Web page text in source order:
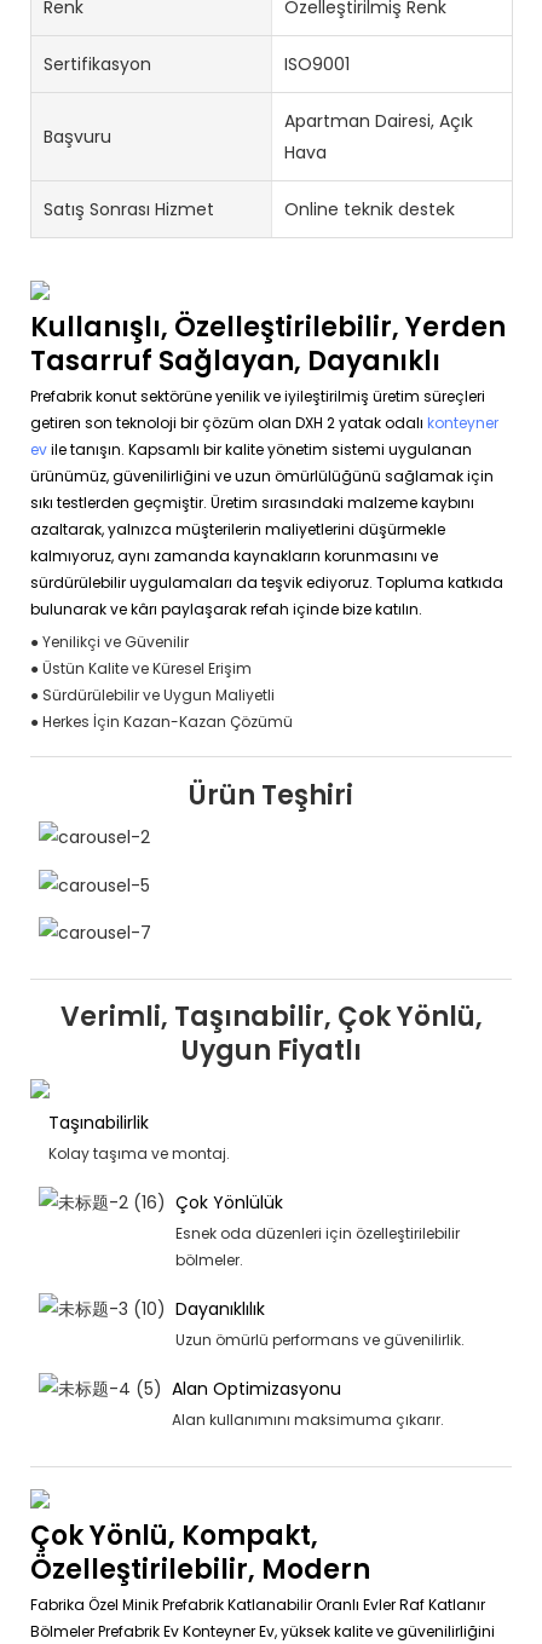
Renk Özelleştirilmiş Renk
Sertifikasyon ISO9001
Başvuru
Apartman Dairesi, Açık
Hava
Satış Sonrası Hizmet Online teknik destek
Kullanışlı, Özelleştirilebilir, Yerden
Tasarruf Sağlayan, Dayanıklı
Prefabrik konut sektörüne yenilik ve iyileştirilmiş üretim süreçleri
getiren son teknoloji bir çözüm olan DXH 2 yatak odalı konteyner
evile tanışın. Kapsamlı bir kalite yönetim sistemi uygulanan
ürünümüz, güvenilirliğini ve uzun ömürlülüğünü sağlamak için
sıkı testlerden geçmiştir. Üretim sırasındaki malzeme kaybını
azaltarak, yalnızca müşterilerin maliyetlerini düşürmekle
kalmıyoruz, aynı zamanda kaynakların korunmasını ve
sürdürülebilir uygulamaları da teşvik ediyoruz. Topluma katkıda
bulunarak ve kârı paylaşarak refah içinde bize katılın.
● Yenilikçi ve Güvenilir
● Üstün Kalite ve Küresel Erişim
● Sürdürülebilir ve Uygun Maliyetli
● Herkes İçin Kazan-Kazan Çözümü
Ürün Teşhiri
Verimli, Taşınabilir, Çok Yönlü,
Uygun Fiyatlı
Taşınabilirlik
Kolay taşıma ve montaj.
Çok Yönlülük
Esnek oda düzenleri için özelleştirilebilir
bölmeler.
Dayanıklılık
Uzun ömürlü performans ve güvenilirlik.
Alan Optimizasyonu
Alan kullanımını maksimuma çıkarır.
Çok Yönlü, Kompakt,
Özelleştirilebilir, Modern
Fabrika Özel Minik Prefabrik Katlanabilir Oranlı Evler Raf Katlanır
Bölmeler Prefabrik Ev Konteyner Ev, yüksek kalite ve güvenilirliğini